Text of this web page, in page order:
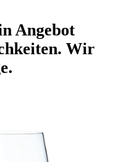
Angebot
Wir